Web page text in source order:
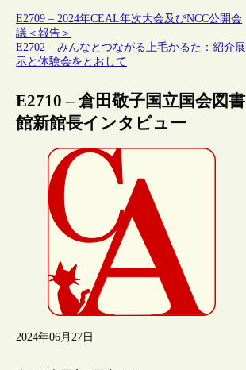
E2709 – 2024年CEAL年次大会及びNCC公開会
議＜報告＞
E2702 – みんなとつながる上毛かるた：紹介展
示と体験会をとおして
E2710 – 倉田敬子国立国会図書
館新館長インタビュー
2024年06月27日